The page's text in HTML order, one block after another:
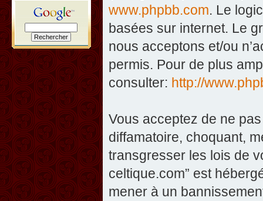
www.phpbb.com. Le
basées sur internet. Le
nous acceptons et/ou
permis. Pour de plus
consulter: http://
Vous acceptez de ne
diffamatoire, choquant,
transgresser les lois de
celtique.com” est
mener à un